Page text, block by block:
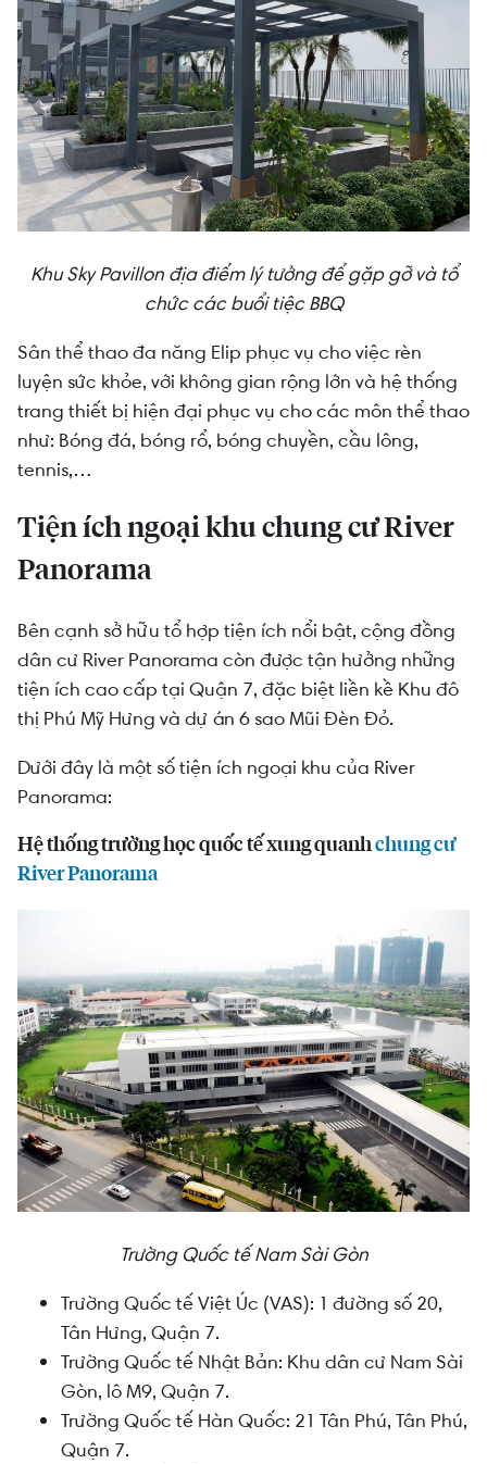
Khu Sky Pavillon địa điểm lý tưởng để gặp gỡ và tổ
chức các buổi tiệc BBQ
Sân thể thao đa năng Elip phục vụ cho việc rèn
luyện sức khỏe, với không gian rộng lớn và hệ thống
trang thiết bị hiện đại phục vụ cho các môn thể thao
như: Bóng đá, bóng rổ, bóng chuyền, cầu lông,
tennis,…
Tiện ích ngoại khu chung cư River
Panorama
Bên cạnh sở hữu tổ hợp tiện ích nổi bật, cộng đồng
dân cư River Panorama còn được tận hưởng những
tiện ích cao cấp tại Quận 7, đặc biệt liền kề Khu đô
thị Phú Mỹ Hưng và dự án 6 sao Mũi Đèn Đỏ.
Dưới đây là một số tiện ích ngoại khu của River
Panorama:
Hệ thống trường học quốc tế xung quanhchung cư
River Panorama
Trường Quốc tế Nam Sài Gòn
Trường Quốc tế Việt Úc (VAS): 1 đường số 20,
Tân Hưng, Quận 7.
Trường Quốc tế Nhật Bản: Khu dân cư Nam Sài
Gòn, lô M9, Quận 7.
Trường Quốc tế Hàn Quốc: 21 Tân Phú, Tân Phú,
Quận 7.